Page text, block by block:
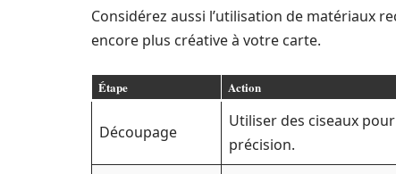
Considérez aussi l’utilisation de matériaux
encore plus créative à votre carte.
Étape Action
Découpage
Utiliser des ciseaux
précision.